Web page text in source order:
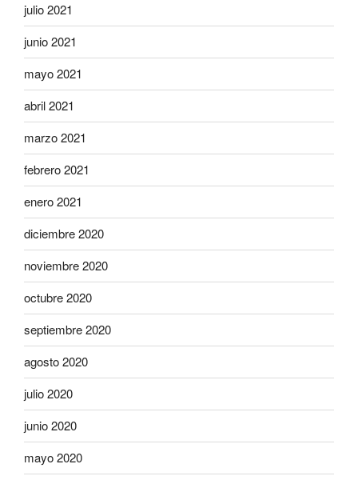
julio 2021
junio 2021
mayo 2021
abril 2021
marzo 2021
febrero 2021
enero 2021
diciembre 2020
noviembre 2020
octubre 2020
septiembre 2020
agosto 2020
julio 2020
junio 2020
mayo 2020